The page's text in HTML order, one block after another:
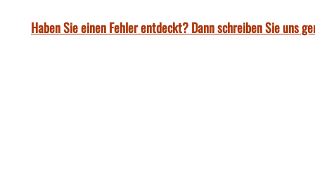
Haben Sie einen Fehler entdeckt? Dann schreiben Sie uns